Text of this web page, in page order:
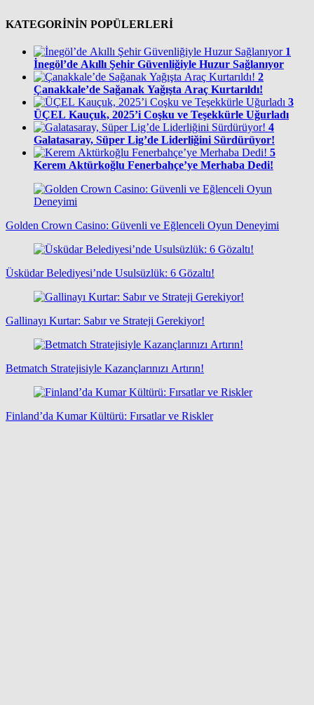
KATEGORİNİN POPÜLERLERİ
1
İnegöl’de Akıllı Şehir Güvenliğiyle Huzur Sağlanıyor
2
Çanakkale’de Sağanak Yağışta Araç Kurtarıldı!
3
ÜÇEL Kauçuk, 2025’i Coşku ve Teşekkürle Uğurladı
4
Galatasaray, Süper Lig’de Liderliğini Sürdürüyor!
5
Kerem Aktürkoğlu Fenerbahçe’ye Merhaba Dedi!
Golden Crown Casino: Güvenli ve Eğlenceli Oyun Deneyimi
Üsküdar Belediyesi’nde Usulsüzlük: 6 Gözaltı!
Gallinayı Kurtar: Sabır ve Strateji Gerekiyor!
Betmatch Stratejisiyle Kazançlarınızı Artırın!
Finland’da Kumar Kültürü: Fırsatlar ve Riskler